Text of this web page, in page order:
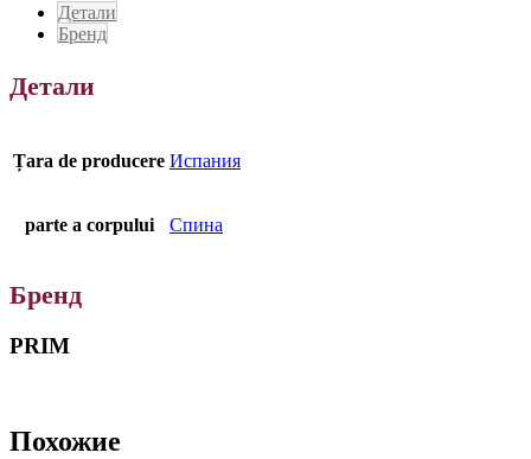
Детали
Бренд
Детали
Țara de producere Испания
parte a corpului Спина
Бренд
PRIM
Похожие